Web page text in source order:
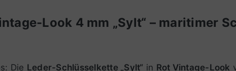
Look 4 mm „Sylt“ – maritimer
Die Leder-Schlüsselkette „Sylt“ in Rot Vintage-Look